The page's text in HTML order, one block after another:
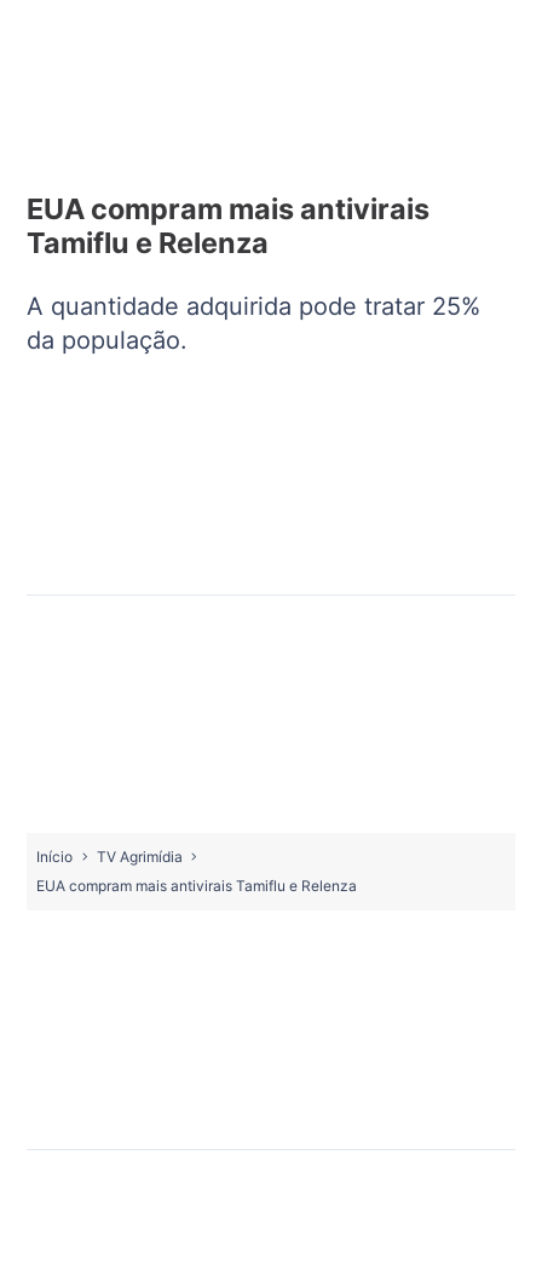
EUA compram mais antivirais
Tamiflu e Relenza
A quantidade adquirida pode tratar 25%
da população.
Início
TV Agrimídia
EUA compram mais antivirais Tamiflu e Relenza